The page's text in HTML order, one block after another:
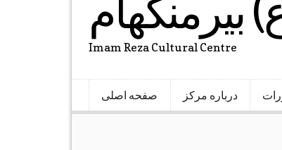
بیرمنگهام
Imam Reza Cultural Centre
صفحه اصلی درباره مرکز